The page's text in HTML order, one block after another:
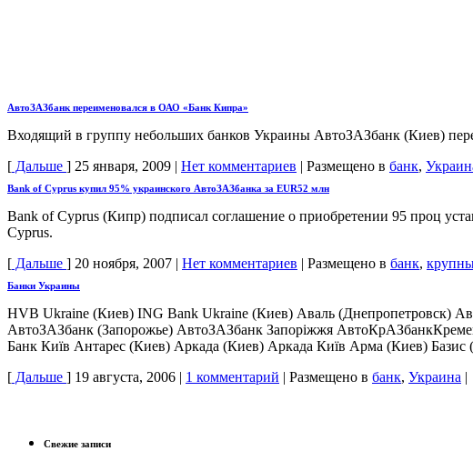
АвтоЗАЗбанк переименовался в ОАО «Банк Кипра»
Входящий в группу небольших банков Украины АвтоЗАЗбанк (Киев)
[ Дальше ] 25 января, 2009 | Нет комментариев | Размещено в банк,
Bank of Cyprus купил 95% украинского АвтоЗАЗбанка за EUR52 млн
Bank of Cyprus (Кипр) подписал соглашение о приобретении 95 проц
Cyprus.
[ Дальше ] 20 ноября, 2007 | Нет комментариев | Размещено в банк,
Банки Украины
HVB Ukraine (Киев) ING Bank Ukraine (Киев) Аваль (Днепропетровск)
АвтоЗАЗбанк (Запорожье) АвтоЗАЗбанк Запорiжжя
Банк Київ Антарес (Киев) Аркада (Киев) Аркада Київ Арма (Киев)
[ Дальше ] 19 августа, 2006 | 1 комментарий | Размещено в банк, Украина |
Свежие записи